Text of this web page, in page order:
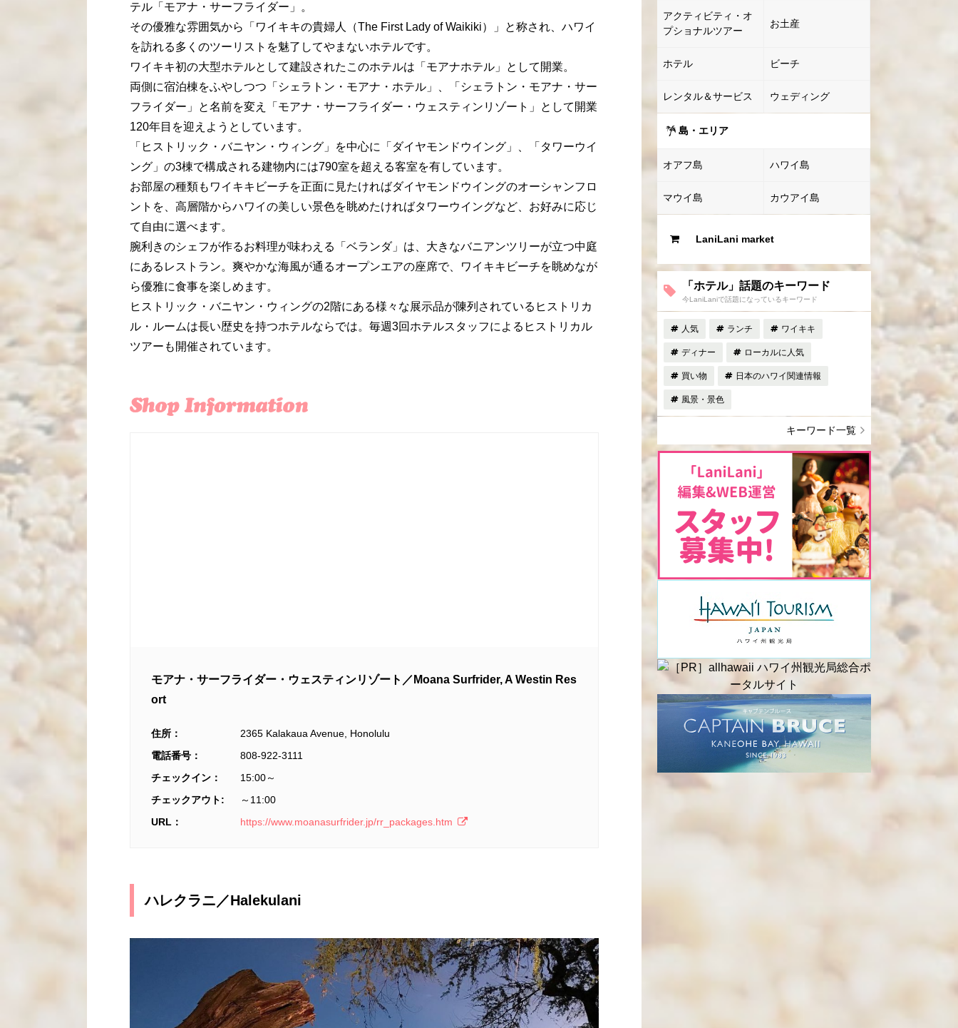
テル「モアナ・サーフライダー」。
その優雅な雰囲気から「ワイキキの貴婦人（The First Lady of Waikiki）」と称され、ハワイ
を訪れる多くのツーリストを魅了してやまないホテルです。
ワイキキ初の大型ホテルとして建設されたこのホテルは「モアナホテル」として開業。
両側に宿泊棟をふやしつつ「シェラトン・モアナ・ホテル」、「シェラトン・モアナ・サー
フライダー」と名前を変え「モアナ・サーフライダー・ウェスティンリゾート」として開業
120年目を迎えようとしています。
「ヒストリック・バニヤン・ウィング」を中心に「ダイヤモンドウイング」、「タワーウイ
ング」の3棟で構成される建物内には790室を超える客室を有しています。
お部屋の種類もワイキキビーチを正面に見たければダイヤモンドウイングのオーシャンフロ
ントを、高層階からハワイの美しい景色を眺めたければタワーウイングなど、お好みに応じ
て自由に選べます。
腕利きのシェフが作るお料理が味わえる「ベランダ」は、大きなバニアンツリーが立つ中庭
にあるレストラン。爽やかな海風が通るオープンエアの座席で、ワイキキビーチを眺めなが
ら優雅に食事を楽しめます。
ヒストリック・バニヤン・ウィングの2階にある様々な展示品が陳列されているヒストリカ
ル・ルームは長い歴史を持つホテルならでは。毎週3回ホテルスタッフによるヒストリカル
ツアーも開催されています。
モアナ・サーフライダー・ウェスティンリゾート／Moana Surfrider, A Westin Res
ort
住所：
2365 Kalakaua Avenue, Honolulu
電話番号：
808-922-3111
チェックイン：
15:00～
チェックアウト:
～11:00
URL：
https://www.moanasurfrider.jp/rr_packages.htm
ハレクラニ／Halekulani
アクティビティ・オ
プショナルツアー
お土産
ホテル ビーチ
レンタル＆サービス ウェディング
島・エリア
オアフ島 ハワイ島
マウイ島 カウアイ島
LaniLani market
「ホテル」話題のキーワード
今LaniLaniで話題になっているキーワード
人気 ランチ ワイキキ
ディナー ローカルに人気
買い物 日本のハワイ関連情報
風景・景色
キーワード一覧